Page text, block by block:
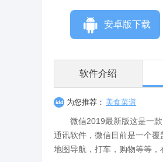
安卓版下载
软件介绍
为您推荐： 美食菜谱
微信2019最新版这是一款
通讯软件，微信目前是一个
地图导航，打车，购物等等